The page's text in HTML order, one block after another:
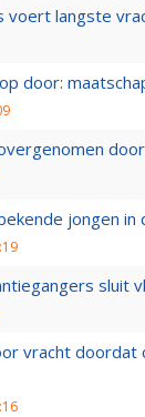
voert langste
door:
jongen in
sluit
vracht doordat